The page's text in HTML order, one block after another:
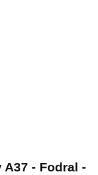
A37 - Fodral -